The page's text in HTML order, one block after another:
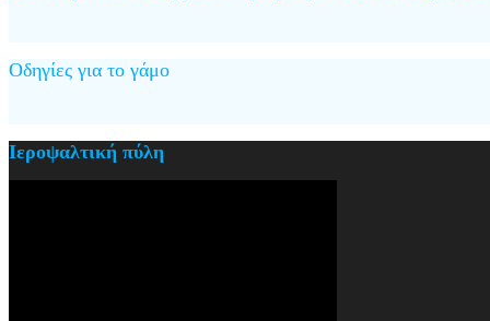
Οδηγίες για το γάμο
Ιεροψαλτική πύλη